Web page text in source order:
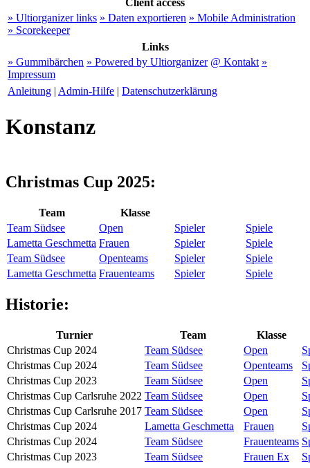
Client access
» Ultiorganizer links » Daten exportieren » Mobile Administration
» Scorekeeper
Links
» Gummibärchen » Powered by Ultiorganizer @ Kontakt »
Impressum
Anleitung | Admin-Hilfe | Datenschutzerklärung
Konstanz
Christmas Cup 2025:
Team
Klasse
Team Südsee
Open Spieler
Spiele
Lametta Geschmetta Frauen Spieler
Spiele
Team Südsee
Openteams Spieler
Spiele
Lametta Geschmetta Frauenteams Spieler Spiele
Historie:
Turnier Team
Klasse
Christmas Cup 2024
Team Südsee Open
Christmas Cup 2024
Team Südsee Openteams
Christmas Cup 2023
Team Südsee Open
Christmas Cup Carlsruhe 2022 Team Südsee Open
Christmas Cup Carlsruhe 2017 Team Südsee Open
Christmas Cup 2024
Lametta Geschmetta Frauen
Christmas Cup 2024
Team Südsee Frauenteams
Christmas Cup 2023
Team Südsee Frauen Ex